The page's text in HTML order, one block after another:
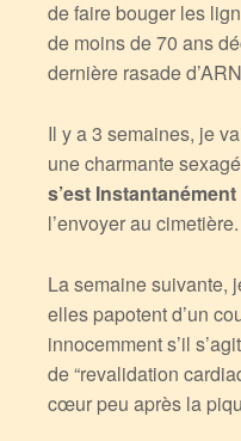
de faire bouger les
de moins de 70 ans
dernière rasade
Il y a 3 semaines, je
une charmante
s’est
l’envoyer au cimetière.
La semaine suivante,
elles papotent d’un
innocemment s’il
de “revalidation
cœur peu après la